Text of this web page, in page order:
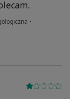
•